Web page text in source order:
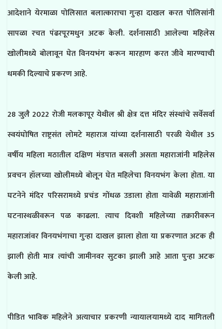
आदेशाने येरमाळा पोलिसात बलात्काराचा गुन्हा दाखल करत पोलिसांनी
सापळा रचत पंढरपूरमधुन अटक केली. दर्शनासाठी आलेल्या महिलेस
खोलीमध्ये बोलावून घेत विनयभंग करून मारहाण करत जीवे मारण्याची
धमकी दिल्याचे प्रकरण आहे.
28 जुलै 2022 रोजी मलकापूर येथील श्री क्षेत्र दत्त मंदिर संस्थांचे सर्वेसर्वा
स्वयंघोषित राष्ट्रसंत लोमटे महाराज यांच्या दर्शनासाठी परळी येथील 35
वर्षीय महिला मठातील दक्षिण मंडपात बसली असता महाराजांनी महिलेस
प्रवचन हॉलच्या खोलीमध्ये बोलून घेत महिलेचा विनयभंग केला होता. या
घटनेने मंदिर परिसरामध्ये प्रचंड गोंधळ उडाला होता यावेळी महाराजांनी
घटनास्थळीवरून पळ काढला. त्याच दिवशी महिलेच्या तक्रारीवरून
महाराजांवर विनयभंगाचा गुन्हा दाखल झाला होता या प्रकरणात अटक ही
झाली होती मात्र त्यांची जामीनवर सुटका झाली आहे आता पुन्हा अटक
केली आहे.
पीडित भाविक महिलेने अत्याचार प्रकरणी न्यायालयामध्ये दाद मागितली